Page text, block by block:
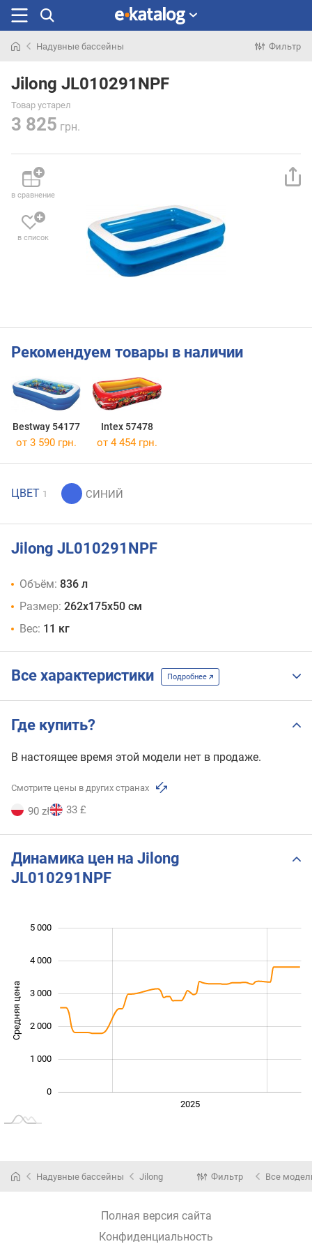
раньше
Надувные бассейны Фильтр
Jilong JL010291NPF
Товар устарел
3 825 грн.
в сравнение
в список
Рекомендуем товары в наличии
Bestway 54177 Intex 57478
от 3 590 грн. от 4 454 грн.
ЦВЕТ 1
Jilong JL010291NPF
Объём: 836 л
Размер: 262x175x50 см
Вес: 11 кг
Все характеристики Подробнее
Где купить?
В настоящее время этой модели нет в продаже.
Смотрите цены в других странах
90 zł 33 £
Динамика цен на Jilong
JL010291NPF
Средняя цена
0
1 000
2 000
3 000
4 000
5 000
2025
Надувные бассейны Jilong Фильтр Все
Полная версия сайта
Конфиденциальность